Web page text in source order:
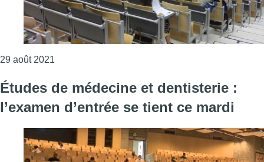
29 août 2021
Études de médecine et dentisterie :
l’examen d’entrée se tient ce mardi